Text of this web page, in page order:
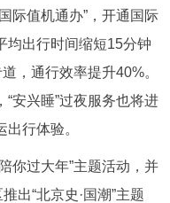
值机通办”，开通国际
均出行时间缩短15分钟
，通行效率提升40%。
安兴睡”过夜服务也将进
行体验。
过大年”主题活动，并
出“北京史·国潮”主题